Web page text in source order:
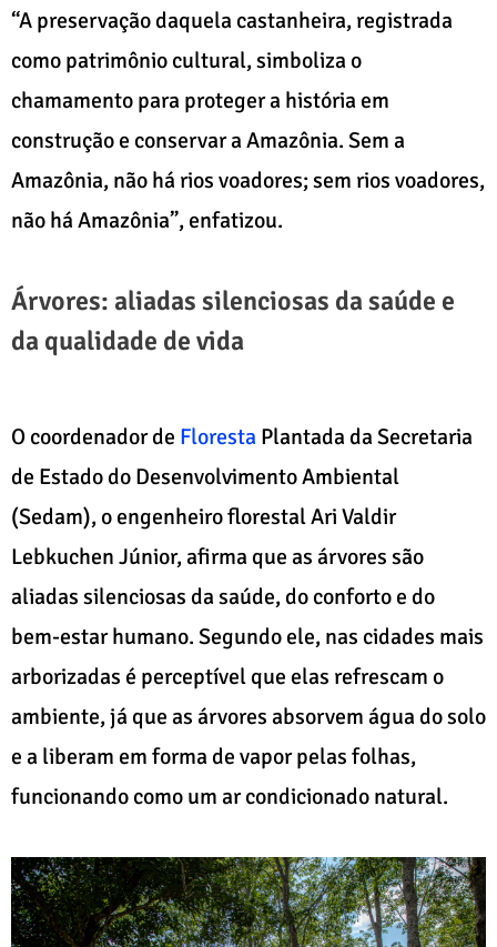
“A preservação daquela castanheira, registrada
como patrimônio cultural, simboliza o
chamamento para proteger a história em
construção e conservar a Amazônia. Sem a
Amazônia, não há rios voadores; sem rios voadores,
não há Amazônia”, enfatizou.
Árvores: aliadas silenciosas da saúde e
da qualidade de vida
O coordenador de Floresta Plantada da Secretaria
de Estado do Desenvolvimento Ambiental
(Sedam), o engenheiro florestal Ari Valdir
Lebkuchen Júnior, afirma que as árvores são
aliadas silenciosas da saúde, do conforto e do
bem-estar humano. Segundo ele, nas cidades mais
arborizadas é perceptível que elas refrescam o
ambiente, já que as árvores absorvem água do solo
e a liberam em forma de vapor pelas folhas,
funcionando como um ar condicionado natural.